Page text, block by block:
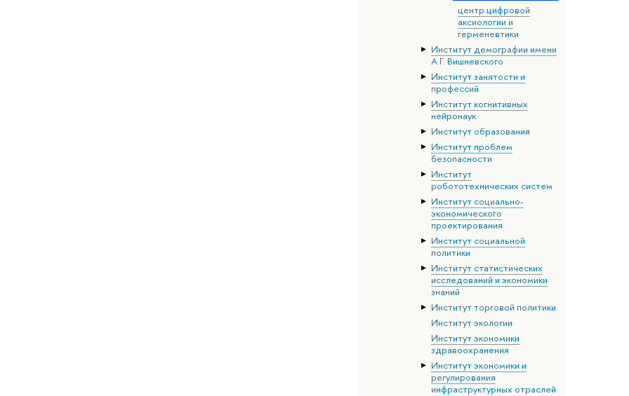
центр цифровой
аксиологии и
герменевтики
Институт демографии имени
А.Г. Вишневского
Институт занятости и
профессий
Институт когнитивных
нейронаук
Институт образования
Институт проблем
безопасности
Институт
робототехнических систем
Институт социально-
экономического
проектирования
Институт социальной
политики
Институт статистических
исследований и экономики
знаний
Институт торговой политики
Институт экологии
Институт экономики
здравоохранения
Институт экономики и
регулирования
инфраструктурных отраслей